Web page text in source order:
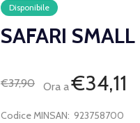
Disponibile
SAFARI
€37,90 Ora a€34,11
Codice MINSAN: 923758700